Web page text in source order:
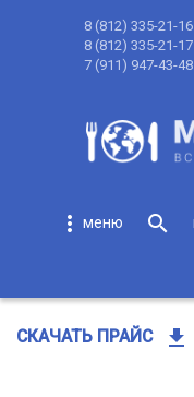
8 (812) 335-21-16
8 (812) 335-21-17
7 (911) 947-43-48
more_vert search
СКАЧАТЬ ПРАЙС get_app